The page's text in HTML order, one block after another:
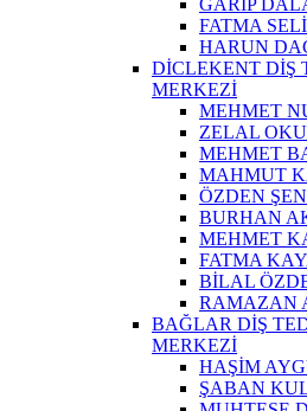
FATMA
HARUN
DİCLEKENT DİŞ
MERKEZİ
MEHMET
ZELAL
MEHMET
MAHMUT
ÖZDEN
BURHAN
MEHMET
FATMA
BİLAL
RAMAZAN
BAĞLAR DİŞ
MERKEZİ
HAŞİM
ŞABAN